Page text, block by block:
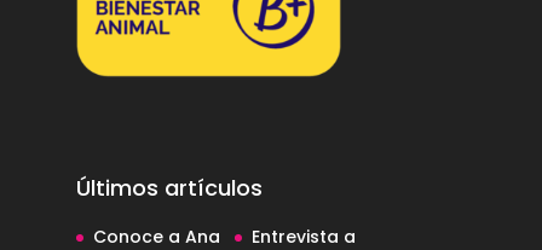
Últimos artículos
Conoce a Ana
Entrevista a